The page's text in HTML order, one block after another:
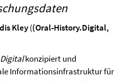
Kley((Oral-History.Digital,
konzipiert und
Informationsinfrastruktur für